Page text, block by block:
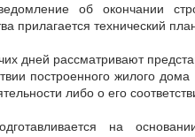
об окончании
прилагается технический
дней рассматривают
построенного жилого
либо о его
на